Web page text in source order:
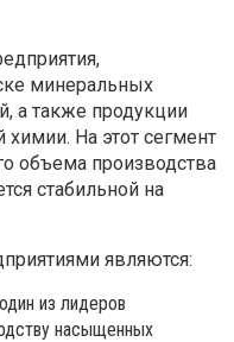
минеральных
а также продукции
химии. На этот сегмент
объема производства
стабильной на
являются:
из лидеров
насыщенных